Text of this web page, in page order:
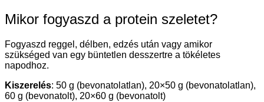
Mikor fogyaszd a protein szeletet?
Fogyaszd reggel, délben, edzés után vagy amikor
szükséged van egy büntetlen desszertre a tökéletes
napodhoz.
Kiszerelés: 50 g (bevonatolatlan), 20×50 g (bevonatolatlan),
60 g (bevonatolt), 20×60 g (bevonatolt)